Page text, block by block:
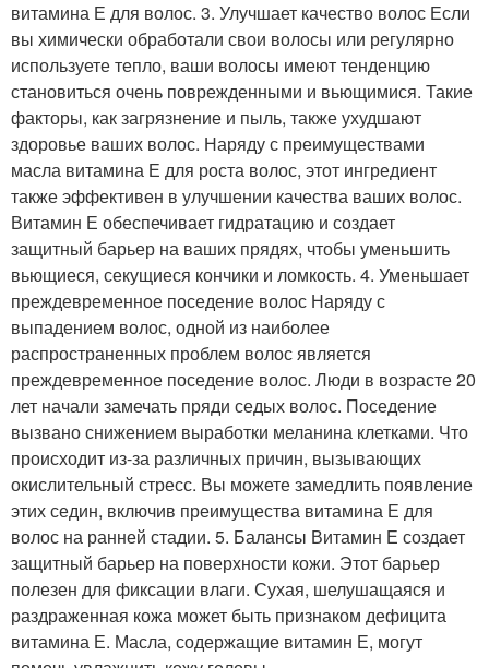
витамина Е для волос. 3. Улучшает качество волос Если
вы химически обработали свои волосы или регулярно
используете тепло, ваши волосы имеют тенденцию
становиться очень поврежденными и вьющимися. Такие
факторы, как загрязнение и пыль, также ухудшают
здоровье ваших волос. Наряду с преимуществами
масла витамина Е для роста волос, этот ингредиент
также эффективен в улучшении качества ваших волос.
Витамин Е обеспечивает гидратацию и создает
защитный барьер на ваших прядях, чтобы уменьшить
вьющиеся, секущиеся кончики и ломкость. 4. Уменьшает
преждевременное поседение волос Наряду с
выпадением волос, одной из наиболее
распространенных проблем волос является
преждевременное поседение волос. Люди в возрасте 20
лет начали замечать пряди седых волос. Поседение
вызвано снижением выработки меланина клетками. Что
происходит из-за различных причин, вызывающих
окислительный стресс. Вы можете замедлить появление
этих седин, включив преимущества витамина Е для
волос на ранней стадии. 5. Балансы Витамин Е создает
защитный барьер на поверхности кожи. Этот барьер
полезен для фиксации влаги. Сухая, шелушащаяся и
раздраженная кожа может быть признаком дефицита
витамина Е. Масла, содержащие витамин Е, могут